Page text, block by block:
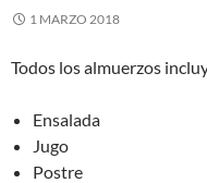
1 MARZO 2018
Todos los almuerzos
Ensalada
Jugo
Postre